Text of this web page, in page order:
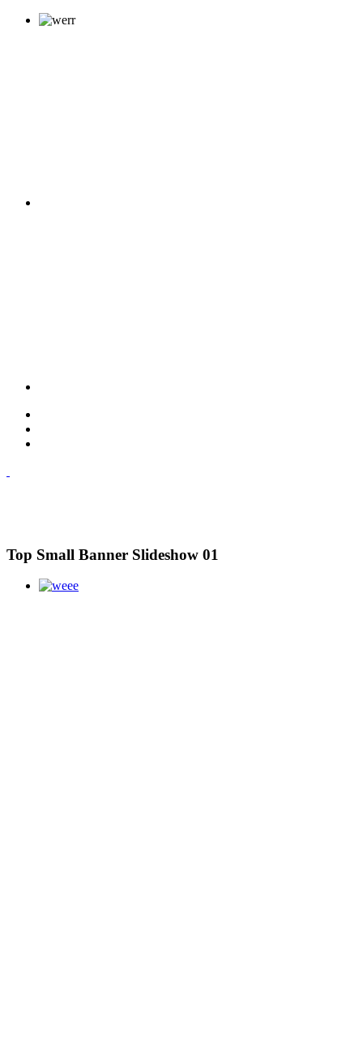
Top Small Banner Slideshow 01